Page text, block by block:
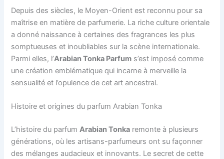
Depuis des siècles, le Moyen-Orient est reconnu pour sa
maîtrise en matière de parfumerie. La riche culture orientale
a donné naissance à certaines des fragrances les plus
somptueuses et inoubliables sur la scène internationale.
Parmi elles, l’Arabian Tonka Parfum s’est imposé comme
une création emblématique qui incarne à merveille la
sensualité et l’opulence de cet art ancestral.
Histoire et origines du parfum Arabian Tonka
L’histoire du parfumArabian Tonka remonte à plusieurs
générations, où les artisans-parfumeurs ont su façonner
des mélanges audacieux et innovants. Le secret de cette